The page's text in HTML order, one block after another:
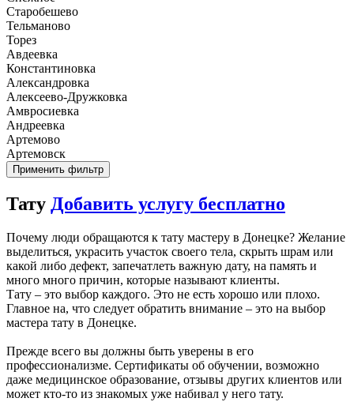
Старобешево
Тельманово
Торез
Авдеевка
Константиновка
Александровка
Алексеево-Дружковка
Амвросиевка
Андреевка
Артемово
Артемовск
Применить фильтр
Тату Добавить услугу бесплатно
Почему люди обращаются к тату мастеру в Донецке? Желание
выделиться, украсить участок своего тела, скрыть шрам или
какой либо дефект, запечатлеть важную дату, на память и
много много причин, которые называют клиенты.
Тату – это выбор каждого. Это не есть хорошо или плохо.
Главное на, что следует обратить внимание – это на выбор
мастера тату в Донецке.
Прежде всего вы должны быть уверены в его
профессионализме. Сертификаты об обучении, возможно
даже медицинское образование, отзывы других клиентов или
может кто-то из знакомых уже набивал у него тату.